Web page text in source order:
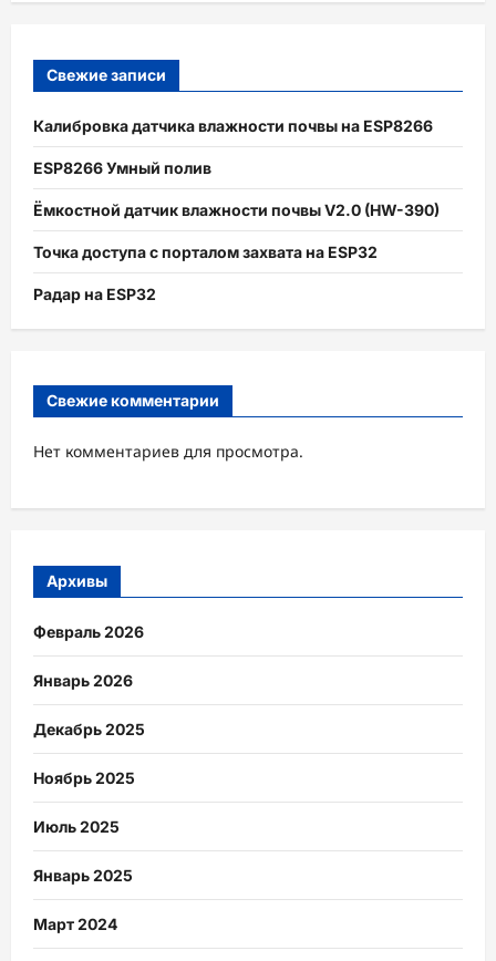
Свежие записи
Калибровка датчика влажности почвы на ESP8266
ESP8266 Умный полив
Ёмкостной датчик влажности почвы V2.0 (HW-390)
Точка доступа с порталом захвата на ESP32
Радар на ESP32
Свежие комментарии
Нет комментариев для просмотра.
Архивы
Февраль 2026
Январь 2026
Декабрь 2025
Ноябрь 2025
Июль 2025
Январь 2025
Март 2024